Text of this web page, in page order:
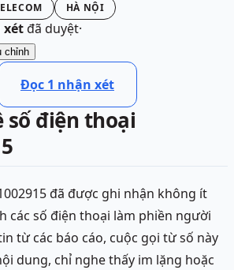
HÀ NỘI
xétđã duyệt·
chỉnh
Đọc 1 nhận xét
số điện thoại
đã được ghi nhận không ít
các số điện thoại làm phiền người
từ các báo cáo, cuộc gọi từ số này
dung, chỉ nghe thấy im lặng hoặc